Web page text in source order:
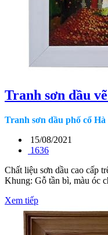
Tranh sơn dầu
Tranh sơn dầu phố cổ Hà
15/08/2021
1636
Chất liệu sơn dầu cao cấp
Khung: Gỗ tần bì, màu óc
Xem tiếp